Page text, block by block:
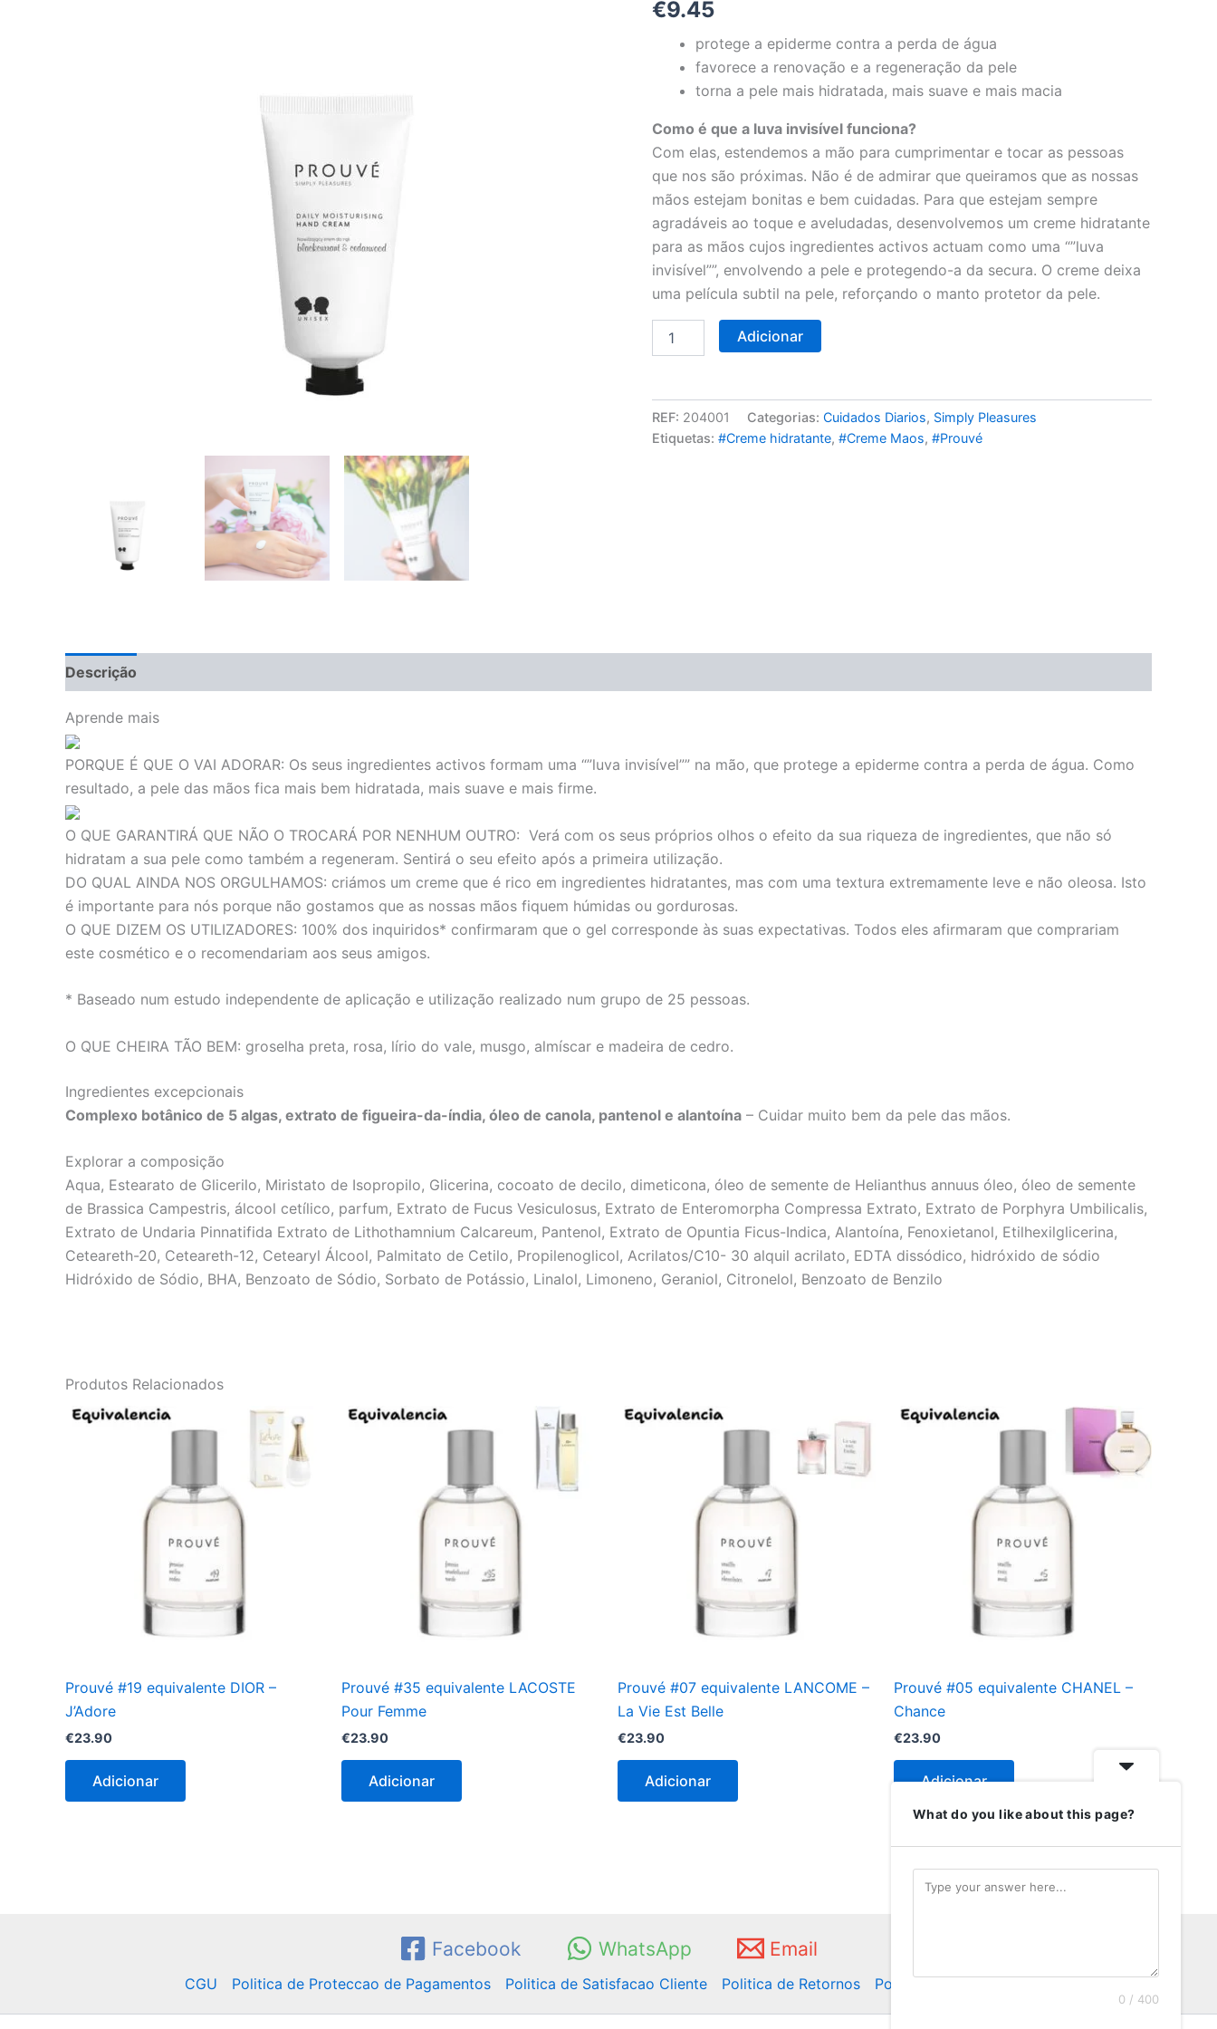
€9.45
protege a epiderme contra a perda de água
favorece a renovação e a regeneração da pele
torna a pele mais hidratada, mais suave e mais macia
Como é que a luva invisível funciona?
Com elas, estendemos a mão para cumprimentar e tocar as pessoas
que nos são próximas. Não é de admirar que queiramos que as nossas
mãos estejam bonitas e bem cuidadas. Para que estejam sempre
agradáveis ao toque e aveludadas, desenvolvemos um creme hidratante
para as mãos cujos ingredientes activos actuam como uma “”luva
invisível””, envolvendo a pele e protegendo-a da secura. O creme deixa
uma película subtil na pele, reforçando o manto protetor da pele.
Adicionar
REF: 204001 Categorias: Cuidados Diarios, Simply Pleasures
Etiquetas: #Creme hidratante, #Creme Maos, #Prouvé
Descrição
Aprende mais
PORQUE É QUE O VAI ADORAR: Os seus ingredientes activos formam uma “”luva invisível”” na mão, que protege a epiderme contra a perda de água. Como
resultado, a pele das mãos fica mais bem hidratada, mais suave e mais firme.
O QUE GARANTIRÁ QUE NÃO O TROCARÁ POR NENHUM OUTRO: Verá com os seus próprios olhos o efeito da sua riqueza de ingredientes, que não só
hidratam a sua pele como também a regeneram. Sentirá o seu efeito após a primeira utilização.
DO QUAL AINDA NOS ORGULHAMOS: criámos um creme que é rico em ingredientes hidratantes, mas com uma textura extremamente leve e não oleosa. Isto
é importante para nós porque não gostamos que as nossas mãos fiquem húmidas ou gordurosas.
O QUE DIZEM OS UTILIZADORES: 100% dos inquiridos* confirmaram que o gel corresponde às suas expectativas. Todos eles afirmaram que comprariam
este cosmético e o recomendariam aos seus amigos.
* Baseado num estudo independente de aplicação e utilização realizado num grupo de 25 pessoas.
O QUE CHEIRA TÃO BEM: groselha preta, rosa, lírio do vale, musgo, almíscar e madeira de cedro.
Ingredientes excepcionais
Complexo botânico de 5 algas, extrato de figueira-da-índia, óleo de canola, pantenol e alantoína – Cuidar muito bem da pele das mãos.
Explorar a composição
Aqua, Estearato de Glicerilo, Miristato de Isopropilo, Glicerina, cocoato de decilo, dimeticona, óleo de semente de Helianthus annuus óleo, óleo de semente
de Brassica Campestris, álcool cetílico, parfum, Extrato de Fucus Vesiculosus, Extrato de Enteromorpha Compressa Extrato, Extrato de Porphyra Umbilicalis,
Extrato de Undaria Pinnatifida Extrato de Lithothamnium Calcareum, Pantenol, Extrato de Opuntia Ficus-Indica, Alantoína, Fenoxietanol, Etilhexilglicerina,
Ceteareth-20, Ceteareth-12, Cetearyl Álcool, Palmitato de Cetilo, Propilenoglicol, Acrilatos/C10- 30 alquil acrilato, EDTA dissódico, hidróxido de sódio
Hidróxido de Sódio, BHA, Benzoato de Sódio, Sorbato de Potássio, Linalol, Limoneno, Geraniol, Citronelol, Benzoato de Benzilo
Produtos Relacionados
Prouvé #19 equivalente DIOR –
J’Adore
€23.90
Adicionar
Prouvé #35 equivalente LACOSTE
Pour Femme
€23.90
Adicionar
Prouvé #07 equivalente LANCOME –
La Vie Est Belle
€23.90
Adicionar
Prouvé #05 equivalente CHANEL –
Chance
€23.90
Adicionar
Facebook WhatsApp Email
CGU Politica de Proteccao de Pagamentos Politica de Satisfacao Cliente Politica de Retornos Politica de Privacidade
What do you like about this page?
0 / 400